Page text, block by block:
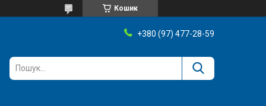
Кошик
+380 (97) 477-28-59